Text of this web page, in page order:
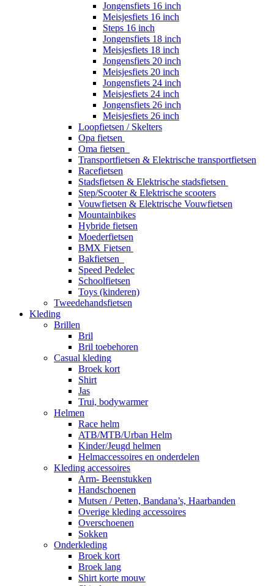
Jongensfiets 16 inch
Meisjesfiets 16 inch
Steps 16 inch
Jongensfiets 18 inch
Meisjesfiets 18 inch
Jongensfiets 20 inch
Meisjesfiets 20 inch
Jongensfiets 24 inch
Meisjesfiets 24 inch
Jongensfiets 26 inch
Meisjesfiets 26 inch
Loopfietsen / Skelters
Opa fietsen
Oma fietsen
Transportfietsen & Elektrische transportfietsen
Racefietsen
Stadsfietsen & Elektrische stadsfietsen
Step/Scooter & Elektrische scooters
Vouwfietsen & Elektrische Vouwfietsen
Mountainbikes
Hybride fietsen
Moederfietsen
BMX Fietsen
Bakfietsen
Speed Pedelec
Schoolfietsen
Toys (kinderen)
Tweedehandsfietsen
Kleding
Brillen
Bril
Bril toebehoren
Casual kleding
Broek kort
Shirt
Jas
Trui, bodywarmer
Helmen
Race helm
ATB/MTB/Urban Helm
Kinder/Jeugd helmen
Helmaccessoires en onderdelen
Kleding accessoires
Arm- Beenstukken
Handschoenen
Mutsen / Petten, Bandana’s, Haarbanden
Overige kleding accessoires
Overschoenen
Sokken
Onderkleding
Broek kort
Broek lang
Shirt korte mouw